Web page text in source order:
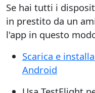
Se hai tutti i
in prestito da un
l'app in questo
Scarica e
Android